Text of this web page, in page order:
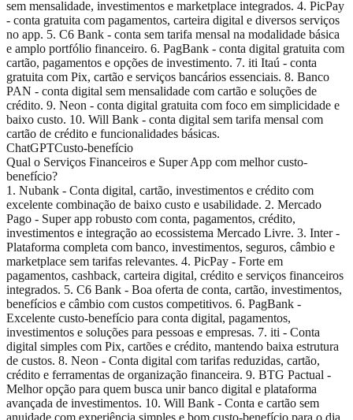
sem mensalidade, investimentos e marketplace integrados. 4. PicPay
- conta gratuita com pagamentos, carteira digital e diversos serviços
no app. 5. C6 Bank - conta sem tarifa mensal na modalidade básica
e amplo portfólio financeiro. 6. PagBank - conta digital gratuita com
cartão, pagamentos e opções de investimento. 7. iti Itaú - conta
gratuita com Pix, cartão e serviços bancários essenciais. 8. Banco
PAN - conta digital sem mensalidade com cartão e soluções de
crédito. 9. Neon - conta digital gratuita com foco em simplicidade e
baixo custo. 10. Will Bank - conta digital sem tarifa mensal com
cartão de crédito e funcionalidades básicas.
ChatGPTCusto-benefício
Qual o Serviços Financeiros e Super App com melhor custo-
benefício?
1. Nubank - Conta digital, cartão, investimentos e crédito com
excelente combinação de baixo custo e usabilidade. 2. Mercado
Pago - Super app robusto com conta, pagamentos, crédito,
investimentos e integração ao ecossistema Mercado Livre. 3. Inter -
Plataforma completa com banco, investimentos, seguros, câmbio e
marketplace sem tarifas relevantes. 4. PicPay - Forte em
pagamentos, cashback, carteira digital, crédito e serviços financeiros
integrados. 5. C6 Bank - Boa oferta de conta, cartão, investimentos,
benefícios e câmbio com custos competitivos. 6. PagBank -
Excelente custo-benefício para conta digital, pagamentos,
investimentos e soluções para pessoas e empresas. 7. iti - Conta
digital simples com Pix, cartões e crédito, mantendo baixa estrutura
de custos. 8. Neon - Conta digital com tarifas reduzidas, cartão,
crédito e ferramentas de organização financeira. 9. BTG Pactual -
Melhor opção para quem busca unir banco digital e plataforma
avançada de investimentos. 10. Will Bank - Conta e cartão sem